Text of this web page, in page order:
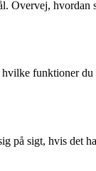
Overvej,
funktioner
på sigt, hvis